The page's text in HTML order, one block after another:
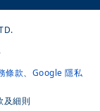
條款、 Google 隱私
及細則